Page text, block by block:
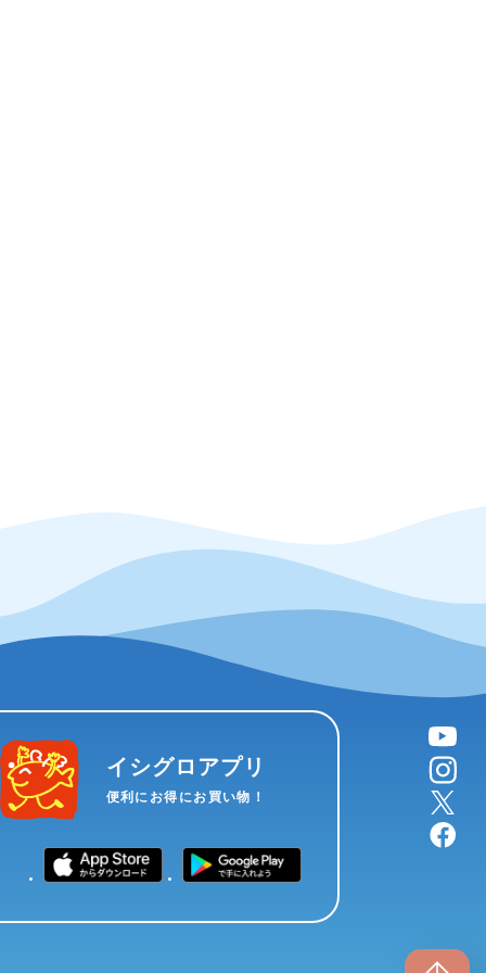
イシグロアプリ
便利にお得にお買い物！
YouTube
instagram
X
facebook